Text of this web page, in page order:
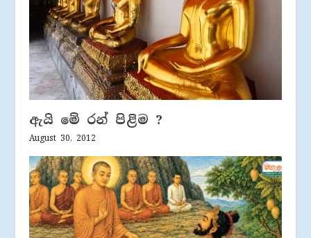
ඇයි මේ රන් පිළිම ?
August 30, 2012